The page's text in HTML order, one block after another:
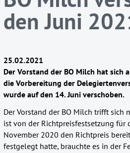
den Juni
25.02.2021
Der Vorstand der BO Milch hat sich
die Vorbereitung der
wurde auf den 14. Juni verschoben.
Der Vorstand der BO Milch trifft sich
ist von der Richtpreisfestsetzung für
November 2020 den Richtpreis
festgelegt hatte, brauchte es in der